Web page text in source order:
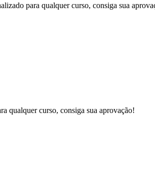
para qualquer curso, consiga sua
qualquer curso, consiga sua aprovação!